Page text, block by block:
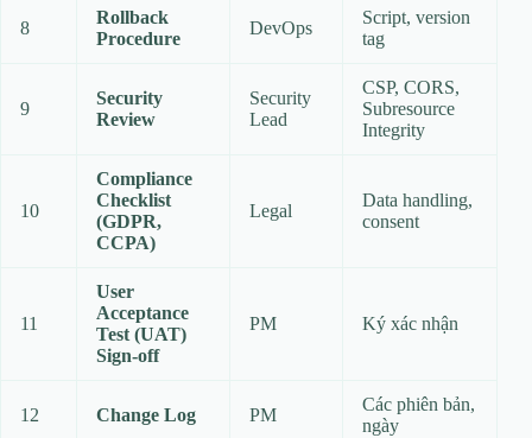
8
Rollback
Procedure
DevOps
Script, version
tag
9
Security
Review
Security
Lead
CSP, CORS,
Subresource
Integrity
10
Compliance
Checklist
(GDPR,
CCPA)
Legal
Data handling,
consent
11
User
Acceptance
Test (UAT)
Sign‑off
PM Ký xác nhận
12 Change Log PM
Các phiên bản,
ngày